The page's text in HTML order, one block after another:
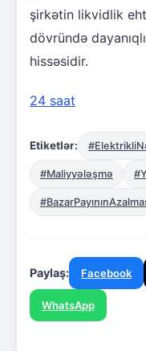
şirkətin likvidlik
dövründə
hissəsidir.
24 saat
Etiketlər:
#Maliyyələşmə
Paylaş: Facebook
WhatsApp